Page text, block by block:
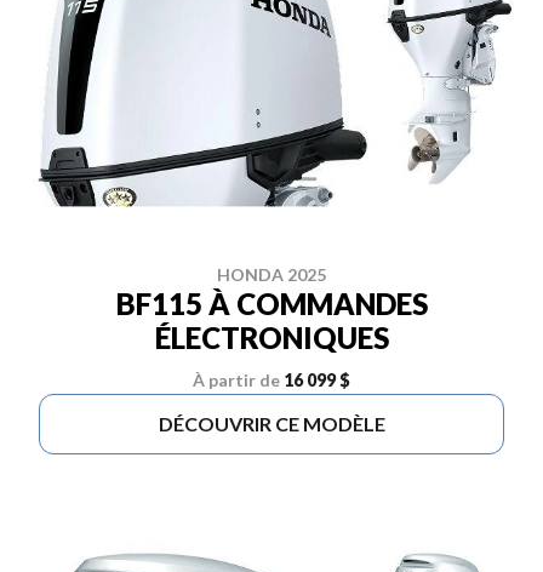
HONDA 2025
BF115 À COMMANDES
ÉLECTRONIQUES
À partir de 16 099 $
DÉCOUVRIR CE MODÈLE